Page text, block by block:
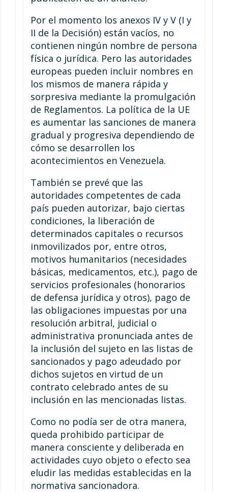
Por el momento los anexos IV y V (I y
II de la Decisión) están vacíos, no
contienen ningún nombre de persona
física o jurídica. Pero las autoridades
europeas pueden incluir nombres en
los mismos de manera rápida y
sorpresiva mediante la promulgación
de Reglamentos. La política de la UE
es aumentar las sanciones de manera
gradual y progresiva dependiendo de
cómo se desarrollen los
acontecimientos en Venezuela.
También se prevé que las
autoridades competentes de cada
país pueden autorizar, bajo ciertas
condiciones, la liberación de
determinados capitales o recursos
inmovilizados por, entre otros,
motivos humanitarios (necesidades
básicas, medicamentos, etc.), pago de
servicios profesionales (honorarios
de defensa jurídica y otros), pago de
las obligaciones impuestas por una
resolución arbitral, judicial o
administrativa pronunciada antes de
la inclusión del sujeto en las listas de
sancionados y pago adeudado por
dichos sujetos en virtud de un
contrato celebrado antes de su
inclusión en las mencionadas listas.
Como no podía ser de otra manera,
queda prohibido participar de
manera consciente y deliberada en
actividades cuyo objeto o efecto sea
eludir las medidas establecidas en la
normativa sancionadora.